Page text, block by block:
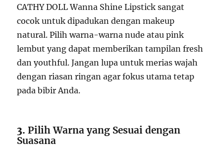
CATHY DOLL Wanna Shine Lipstick sangat
cocok untuk dipadukan dengan makeup
natural. Pilih warna-warna nude atau pink
lembut yang dapat memberikan tampilan fresh
dan youthful. Jangan lupa untuk merias wajah
dengan riasan ringan agar fokus utama tetap
pada bibir Anda.
3.Pilih Warna yang Sesuai dengan
Suasana